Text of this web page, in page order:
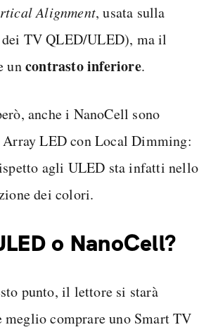
Alignment, usata sulla
TV QLED/ULED), ma il
uncontrasto inferiore.
anche i NanoCell sono
LED con Local Dimming:
agli ULED sta infatti nello
dei colori.
o NanoCell?
punto, il lettore si starà
meglio comprare uno Smart TV